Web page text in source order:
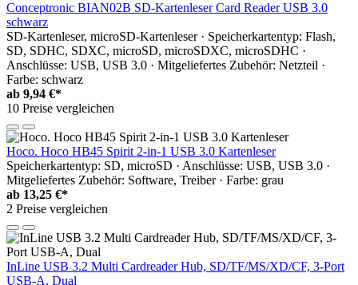
Conceptronic BIAN02B SD-Kartenleser Card Reader USB 3.0
schwarz
SD-Kartenleser, microSD-Kartenleser · Speicherkartentyp: Flash,
SD, SDHC, SDXC, microSD, microSDXC, microSDHC ·
Anschlüsse: USB, USB 3.0 · Mitgeliefertes Zubehör: Netzteil ·
Farbe: schwarz
ab 9,94 €*
10 Preise vergleichen
Hoco. Hoco HB45 Spirit 2-in-1 USB 3.0 Kartenleser
Speicherkartentyp: SD, microSD · Anschlüsse: USB, USB 3.0 ·
Mitgeliefertes Zubehör: Software, Treiber · Farbe: grau
ab 13,25 €*
2 Preise vergleichen
InLine USB 3.2 Multi Cardreader Hub, SD/TF/MS/XD/CF, 3-Port
USB-A, Dual